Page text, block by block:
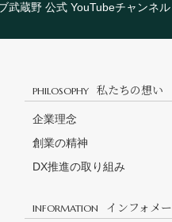
武蔵野 公式 YouTubeチャンネル
PHILOSOPHY 私たちの想い
企業理念
創業の精神
DX推進の取り組み
INFORMATION インフォメ